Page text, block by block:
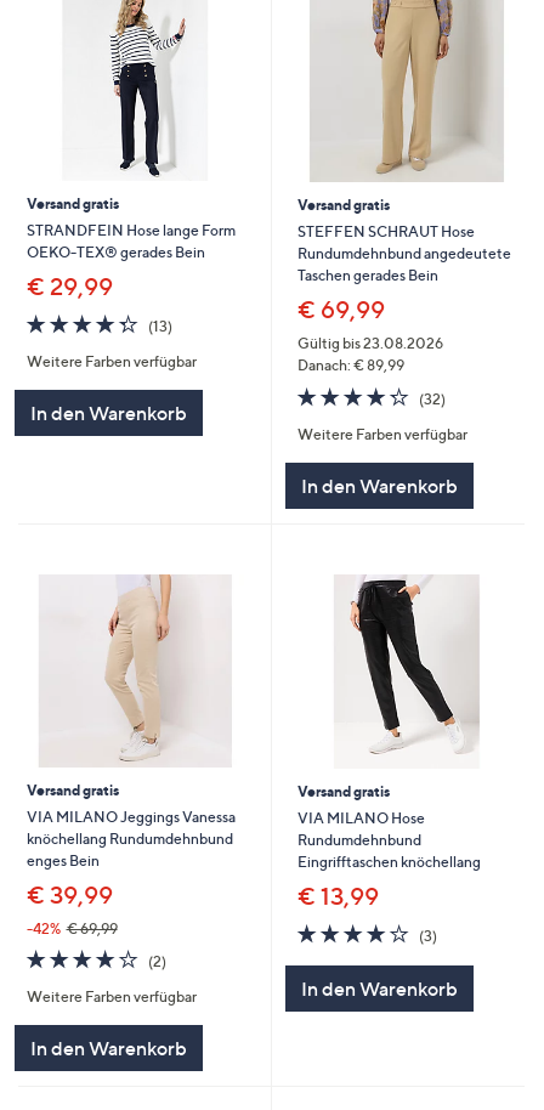
Versand gratis
STRANDFEIN Hose lange Form
OEKO-TEX® gerades Bein
€ 29,99
4.3
von
5
(13)13
Weitere Farben verfügbar
In den Warenkorb
Versand gratis
STEFFEN SCHRAUT Hose
Rundumdehnbund angedeutete
Taschen gerades Bein
€ 69,99
Gültig bis 23.08.2026
Danach: € 89,99
4.2
von
5
(32)32
Weitere Farben verfügbar
In den Warenkorb
Versand gratis
VIA MILANO Jeggings Vanessa
knöchellang Rundumdehnbund
enges Bein
€ 39,99
-42% € 69,99
4.0
von
5
(2)2
Weitere Farben verfügbar
In den Warenkorb
Versand gratis
VIA MILANO Hose
Rundumdehnbund
Eingrifftaschen knöchellang
€ 13,99
4.0
von
(3)3
In den Warenkorb